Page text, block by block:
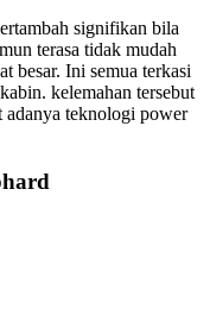
signifikan bila
terasa tidak mudah
besar. Ini semua terkasi
kelemahan tersebut
adanya teknologi power